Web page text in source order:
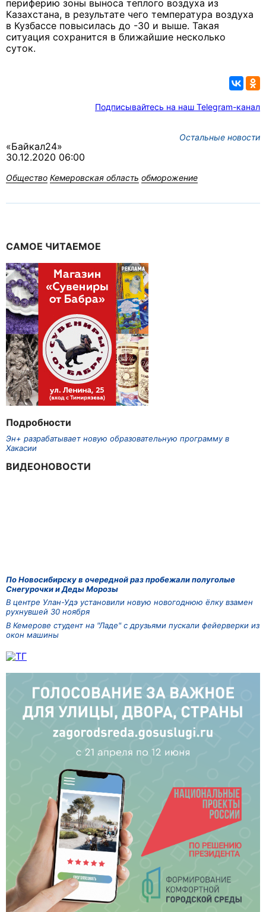
периферию зоны выноса теплого воздуха из
Казахстана, в результате чего температура воздуха
в Кузбассе повысилась до -30 и выше. Такая
ситуация сохранится в ближайшие несколько
суток.
Подписывайтесь на наш Telegram-канал
Остальные новости
«Байкал24»
30.12.2020 06:00
Общество Кемеровская область обморожение
САМОЕ ЧИТАЕМОЕ
Подробности
Эн+ разрабатывает новую образовательную программу в
Хакасии
ВИДЕОНОВОСТИ
По Новосибирску в очередной раз пробежали полуголые
Снегурочки и Деды Морозы
В центре Улан-Удэ установили новую новогоднюю ёлку взамен
рухнувшей 30 ноября
В Кемерове студент на "Ладе" с друзьями пускали фейерверки из
окон машины